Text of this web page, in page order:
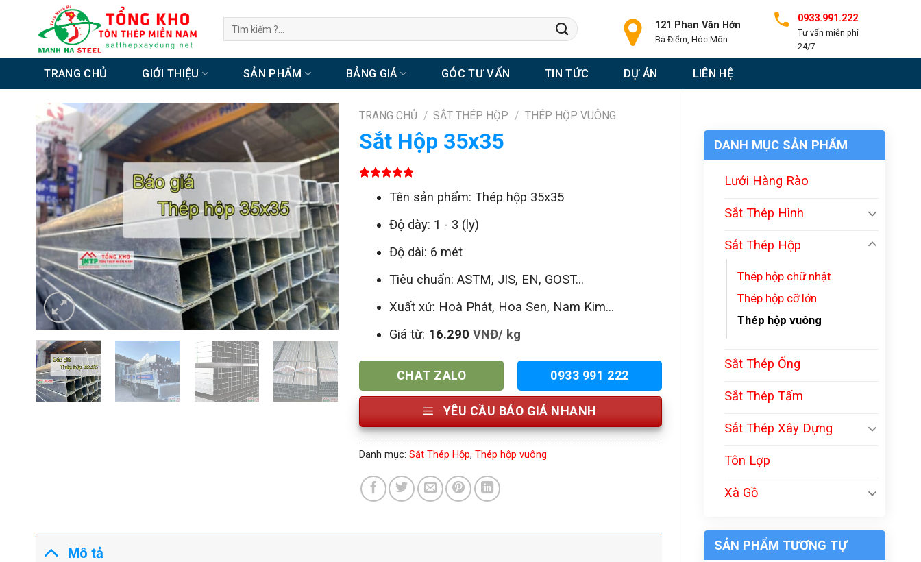
Tìm
kiếm:
121 Phan Văn Hớn
Bà Điểm, Hóc Môn
0933.991.222
Tư vấn miễn phí
24/7
TRANG CHỦ GIỚI THIỆU SẢN PHẨM BẢNG GIÁ GÓC TƯ VẤN TIN TỨC DỰ ÁN LIÊN HỆ
DANH MỤC SẢN PHẨM
Lưới Hàng Rào
Sắt Thép Hình
Sắt Thép Hộp
Thép hộp chữ nhật
Thép hộp cỡ lớn
Thép hộp vuông
Sắt Thép Ống
Sắt Thép Tấm
Sắt Thép Xây Dựng
Tôn Lợp
Xà Gồ
SẢN PHẨM TƯƠNG TỰ
TRANG CHỦ / SẮT THÉP HỘP / THÉP HỘP VUÔNG
Sắt Hộp 35x35
dựa trênTên sản phẩm: Thép hộp 35x35
Độ dày: 1 - 3 (ly)
Độ dài: 6 mét
Tiêu chuẩn: ASTM, JIS, EN, GOST...
Xuất xứ: Hoà Phát, Hoa Sen, Nam Kim...
Giá từ: 16.290 VNĐ/ kg
CHAT ZALO 0933 991 222
YÊU CẦU BÁO GIÁ NHANH
Danh mục: Sắt Thép Hộp, Thép hộp vuông
Mô tả